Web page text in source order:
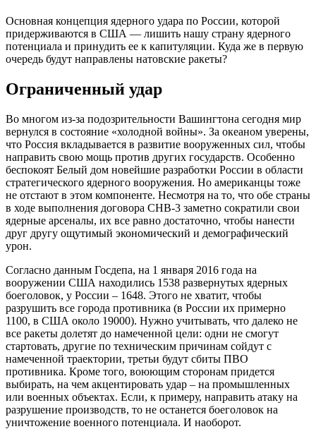
Основная концепция ядерного удара по России, которой
придерживаются в США — лишить нашу страну ядерного
потенциала и принудить ее к капитуляции. Куда же в первую
очередь будут направлены натовские ракеты?
Ограниченный удар
Во многом из-за подозрительности Вашингтона сегодня мир
вернулся в состояние «холодной войны». За океаном уверены,
что Россия вкладывается в развитие вооруженных сил, чтобы
направить свою мощь против других государств. Особенно
беспокоят Белый дом новейшие разработки России в области
стратегического ядерного вооружения. Но американцы тоже
не отстают в этом компоненте. Несмотря на то, что обе страны
в ходе выполнения договора СНВ-3 заметно сократили свои
ядерные арсеналы, их все равно достаточно, чтобы нанести
друг другу ощутимый экономический и демографический
урон.
Согласно данным Госдепа, на 1 января 2016 года на
вооружении США находились 1538 развернутых ядерных
боеголовок, у России – 1648. Этого не хватит, чтобы
разрушить все города противника (в России их примерно
1100, в США около 19000). Нужно учитывать, что далеко не
все ракеты долетят до намеченной цели: одни не смогут
стартовать, другие по техническим причинам сойдут с
намеченной траектории, третьи будут сбиты ПВО
противника. Кроме того, воюющим сторонам придется
выбирать, на чем акцентировать удар – на промышленных
или военных объектах. Если, к примеру, направить атаку на
разрушение производств, то не останется боеголовок на
уничтожение военного потенциала. И наоборот.